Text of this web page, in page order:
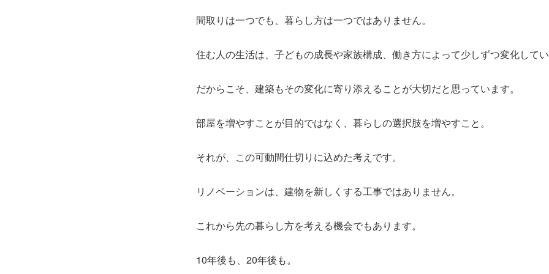
間取りは一つでも、暮らし方は一つではありません。
住む人の生活は、子どもの成長や家族構成、働き方によって少しずつ変化して
だからこそ、建築もその変化に寄り添えることが大切だと思っています。
部屋を増やすことが目的ではなく、暮らしの選択肢を増やすこと。
それが、この可動間仕切りに込めた考えです。
リノベーションは、建物を新しくする工事ではありません。
これから先の暮らし方を考える機会でもあります。
10年後も、20年後も。